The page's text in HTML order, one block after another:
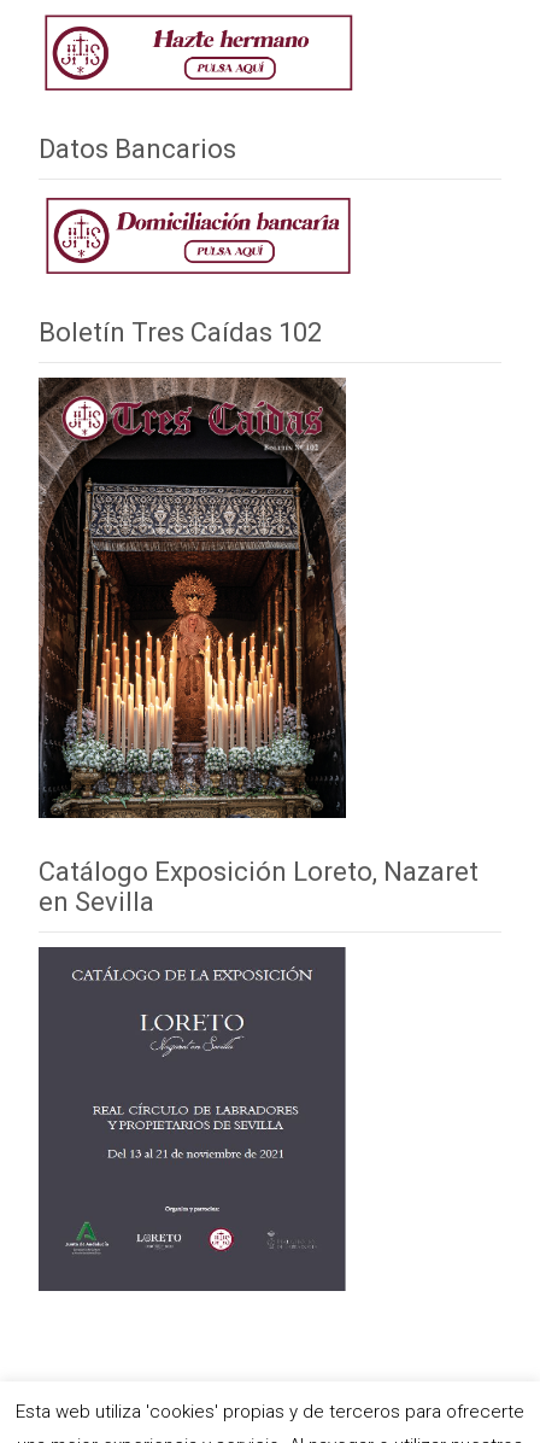
Datos Bancarios
Boletín Tres Caídas 102
Catálogo Exposición Loreto, Nazaret
en Sevilla
Copyright © Antigua e Ilustre Hermandad del Santísimo Sacramento,
Esta web utiliza 'cookies' propias y de terceros para ofrecerte